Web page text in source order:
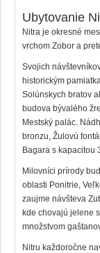
Ubytovanie
Nitra je okresné
vrchom Zobor a
Svojich
historickým
Solúnskych bratov
budova bývalého
Mestský palác.
bronzu, Žulovú
Bagara s kapacitou
Milovníci prírody
oblasti Ponitrie,
zaujme návšteva
kde chovajú jelene
množstvom
Nitru každoročne